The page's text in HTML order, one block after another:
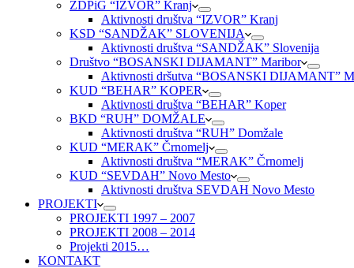
ZDPiG “IZVOR” Kranj
Aktivnosti društva “IZVOR” Kranj
KSD “SANDŽAK” SLOVENIJA
Aktivnosti društva “SANDŽAK” Slovenija
Društvo “BOSANSKI DIJAMANT” Maribor
Aktivnosti dršutva “BOSANSKI DIJAMANT”
KUD “BEHAR” KOPER
Aktivnosti društva “BEHAR” Koper
BKD “RUH” DOMŽALE
Aktivnosti društva “RUH” Domžale
KUD “MERAK” Črnomelj
Aktivnosti društva “MERAK” Črnomelj
KUD “SEVDAH” Novo Mesto
Aktivnosti društva SEVDAH Novo Mesto
PROJEKTI
PROJEKTI 1997 – 2007
PROJEKTI 2008 – 2014
Projekti 2015…
KONTAKT